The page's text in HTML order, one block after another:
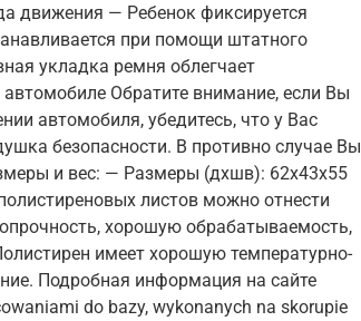
движения — Ребенок фиксируется
при помощи штатного
укладка ремня облегчает
Обратите внимание, если Вы
автомобиля, убедитесь, что у Вас
безопасности. В противно случае Вы
и вес: — Размеры (дхшв): 62х43х55
листов можно отнести
хорошую обрабатываемость,
имеет хорошую температурно-
Подробная информация на сайте
do bazy, wykonanych na skorupie